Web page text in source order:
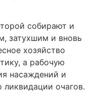
собирают и
затухшим и вновь
хозяйство
а рабочую
насаждений и
очагов.